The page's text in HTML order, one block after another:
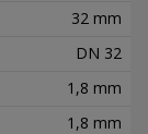
32 mm
DN 32
1,8 mm
1,8 mm